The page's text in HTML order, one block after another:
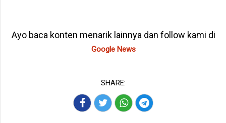
Ayo baca konten menarik lainnya dan follow kami di
Google News
SHARE: